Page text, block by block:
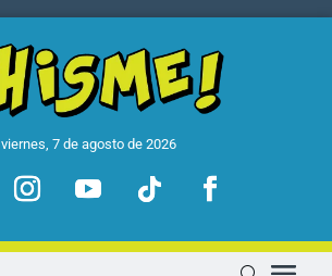
viernes, 7 de agosto de 2026